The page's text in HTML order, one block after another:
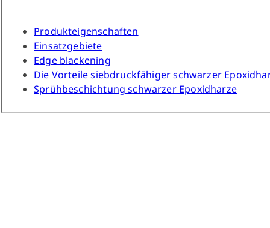
Produkteigenschaften
Einsatzgebiete
Edge blackening
Die Vorteile siebdruckfähiger schwarzer
Sprühbeschichtung schwarzer Epoxidharze